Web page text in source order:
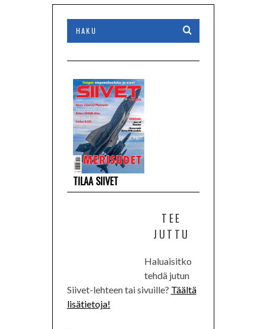
TILAA SIIVET
TEE
JUTTU
Haluaisitko
tehdä jutun
Siivet-lehteen tai sivuille? Täältä
lisätietoja!